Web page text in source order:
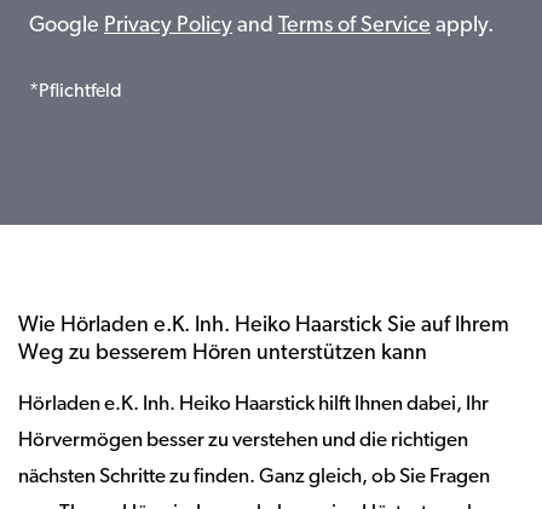
Google Privacy Policy and Terms of Service apply.
*Pflichtfeld
Wie Hörladen e.K. Inh. Heiko Haarstick Sie auf Ihrem
Weg zu besserem Hören unterstützen kann
Hörladen e.K. Inh. Heiko Haarstick hilft Ihnen dabei, Ihr
Hörvermögen besser zu verstehen und die richtigen
nächsten Schritte zu finden. Ganz gleich, ob Sie Fragen